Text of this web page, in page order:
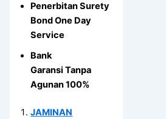
Penerbitan Surety
Bond One Day
Service
Bank
Garansi Tanpa
Agunan 100%
JAMINAN